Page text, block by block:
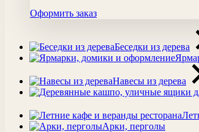
Оформить заказ
Беседки из дерева
Навесы из дерева
Арки, перголы